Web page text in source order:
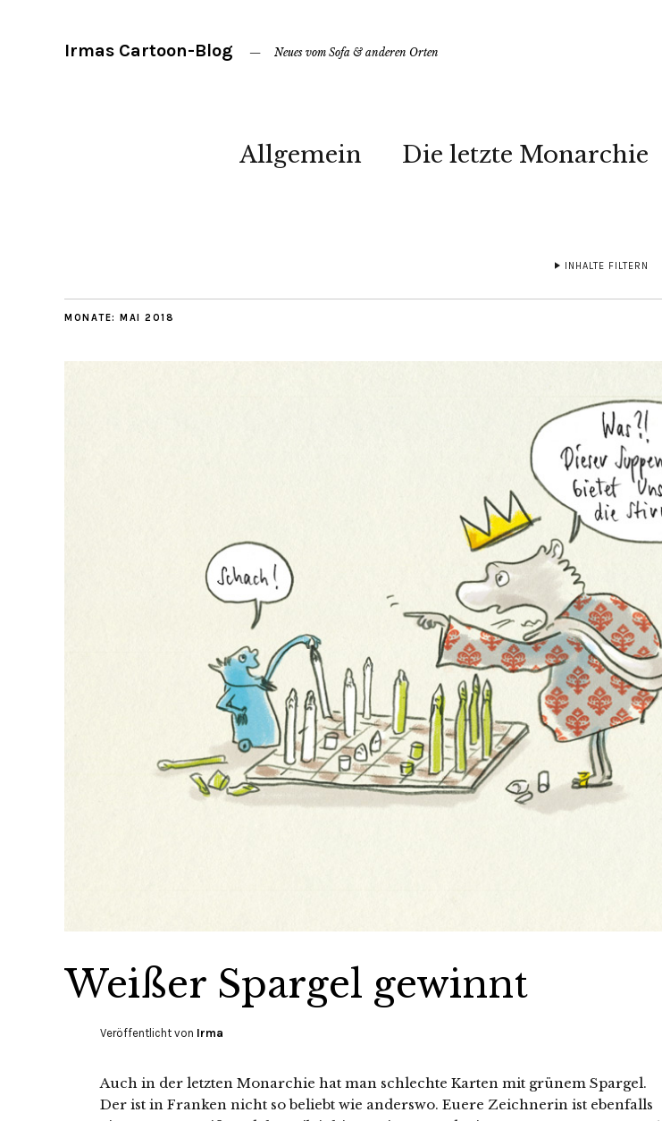
Irmas Cartoon-Blog Neues vom Sofa & anderen Orten
Allgemein Die letzte Monarchie
INHALTE FILTERN
MONATE: MAI 2018
Weißer Spargel gewinnt
Veröffentlicht von Irma
Auch in der letzten Monarchie hat man schlechte Karten mit grünem Spargel.
Der ist in Franken nicht so beliebt wie anderswo. Euere Zeichnerin ist ebenfalls